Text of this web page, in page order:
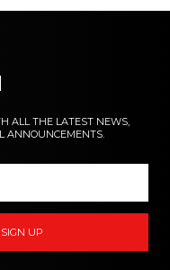
ALL THE LATEST NEWS,
ANNOUNCEMENTS.
SIGN UP